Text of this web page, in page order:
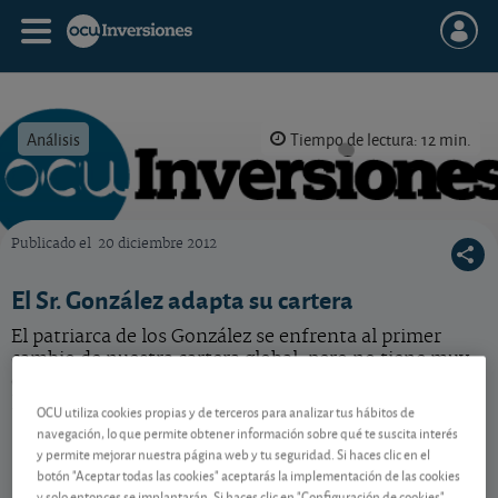
Análisis Tiempo de lectura: 12 min.
Publicado el 20 diciembre 2012
El Sr. González adapta su cartera
El patriarca de los González se enfrenta al primer
cambio de nuestra cartera global, pero no tiene muy
lo explicamos paso a paso.
Contenido reservado a SOCIOS
OCU utiliza cookies propias y de terceros para analizar tus hábitos de
navegación, lo que permite obtener información sobre qué te suscita interés
y permite mejorar nuestra página web y tu seguridad. Si haces clic en el
botón "Aceptar todas las cookies" aceptarás la implementación de las cookies